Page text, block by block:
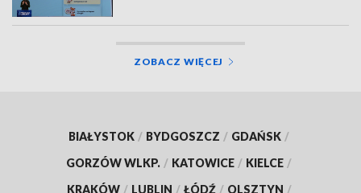
ZOBACZ WIĘCEJ
BIAŁYSTOK / BYDGOSZCZ / GDAŃSK /
GORZÓW WLKP. / KATOWICE / KIELCE /
KRAKÓW / LUBLIN / ŁÓDŹ / OLSZTYN /